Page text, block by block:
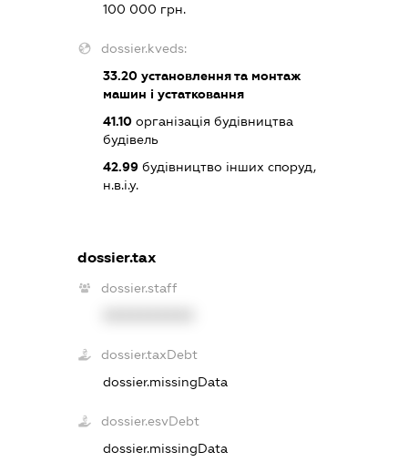
100 000 грн.
dossier.kveds:
33.20установлення та монтаж
машин і устатковання
41.10організація будівництва
будівель
42.99будівництво інших споруд,
н.в.і.у.
dossier.tax
dossier.staff
dossier.taxDebt
dossier.missingData
dossier.esvDebt
dossier.missingData